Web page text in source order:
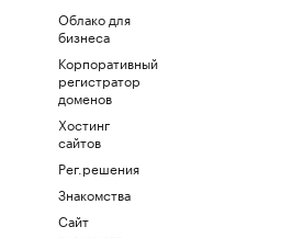
Облако для
бизнеса
Корпоративный
регистратор
доменов
Хостинг
сайтов
Рег.решения
Знакомства
Сайт